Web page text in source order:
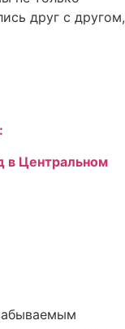
друг с другом,
в Центральном